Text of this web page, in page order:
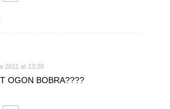
2011 at 13:26
OGON BOBRA????